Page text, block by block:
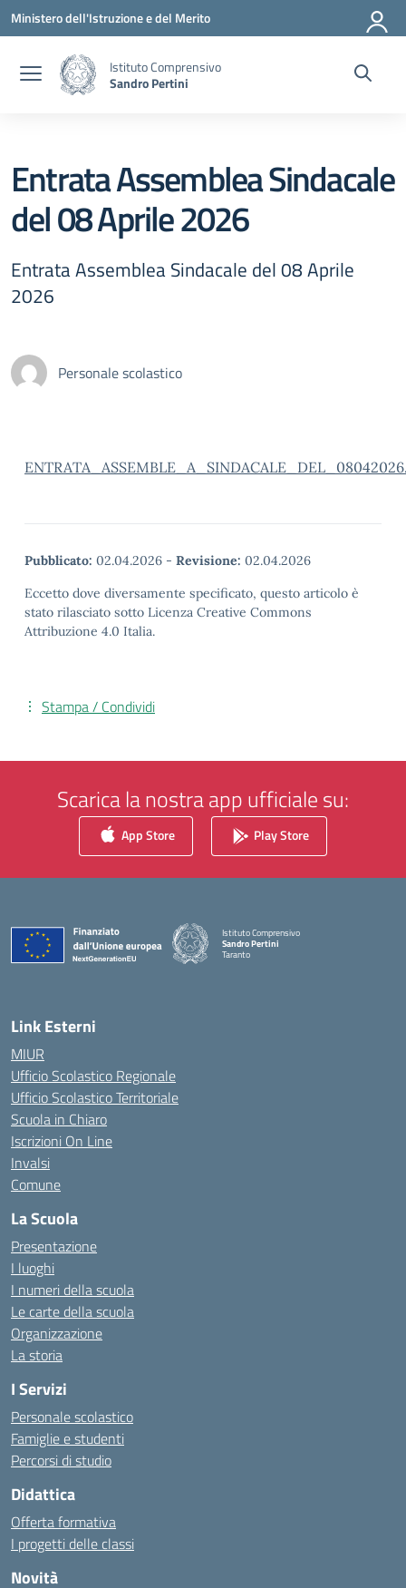
Vai ai contenuti
Vai al menu di navigazione
Vai al footer
Ministero dell'Istruzione e del Merito
Istituto Comprensivo
Sandro Pertini
Entrata Assemblea Sindacale
del 08 Aprile 2026
Entrata Assemblea Sindacale del 08 Aprile
2026
Personale scolastico
Pubblicato: 02.04.2026 - Revisione: 02.04.2026
Eccetto dove diversamente specificato, questo articolo è
stato rilasciato sotto Licenza Creative Commons
Attribuzione 4.0 Italia.
Stampa / Condividi
Scarica la nostra app ufficiale su:
App Store Play Store
Istituto Comprensivo
Sandro Pertini
Taranto
Link Esterni
MIUR
Ufficio Scolastico Regionale
Ufficio Scolastico Territoriale
Scuola in Chiaro
Iscrizioni On Line
Invalsi
Comune
La Scuola
Presentazione
I luoghi
I numeri della scuola
Le carte della scuola
Organizzazione
La storia
I Servizi
Personale scolastico
Famiglie e studenti
Percorsi di studio
Didattica
Offerta formativa
I progetti delle classi
Novità